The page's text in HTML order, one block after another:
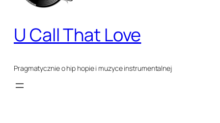
U Call That Love
Pragmatycznie o hip hopie i muzyce instrumentalnej